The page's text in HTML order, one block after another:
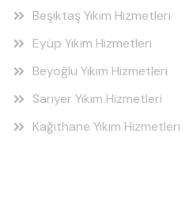
Beşiktaş Yıkım Hizmetleri
Eyüp Yıkım Hizmetleri
Beyoğlu Yıkım Hizmetleri
Sarıyer Yıkım Hizmetleri
Kağıthane Yıkım Hizmetleri